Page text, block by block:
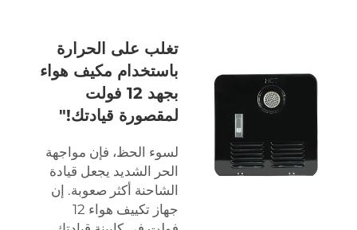
تغلب على الحرارة
باستخدام مكيف هواء
بجهد 12 فولت
لمقصورة قيادتك!"
لسوء الحظ، فإن مواجهة
الحر الشديد يجعل قيادة
الشاحنة أكثر صعوبة. إن
جهاز تكييف هواء 12